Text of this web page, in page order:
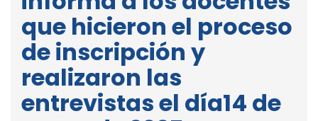
que hicieron el proceso
de inscripción y
realizaron las
entrevistas el día14 de